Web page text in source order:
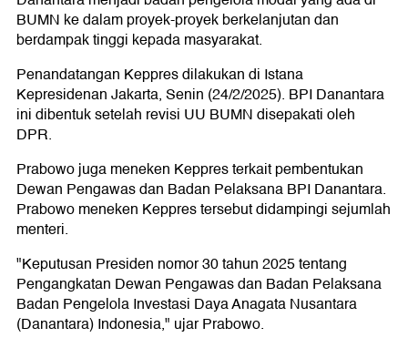
BUMN ke dalam proyek-proyek berkelanjutan dan
berdampak tinggi kepada masyarakat.
Penandatangan Keppres dilakukan di Istana
Kepresidenan Jakarta, Senin (24/2/2025). BPI Danantara
ini dibentuk setelah revisi UU BUMN disepakati oleh
DPR.
Prabowo juga meneken Keppres terkait pembentukan
Dewan Pengawas dan Badan Pelaksana BPI Danantara.
Prabowo meneken Keppres tersebut didampingi sejumlah
menteri.
"Keputusan Presiden nomor 30 tahun 2025 tentang
Pengangkatan Dewan Pengawas dan Badan Pelaksana
Badan Pengelola Investasi Daya Anagata Nusantara
(Danantara) Indonesia," ujar Prabowo.